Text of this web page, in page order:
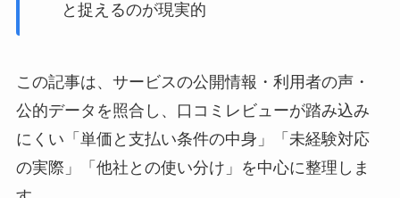
と捉えるのが現実的
この記事は、サービスの公開情報・利用者の声・
公的データを照合し、口コミレビューが踏み込み
にくい「単価と支払い条件の中身」「未経験対応
の実際」「他社との使い分け」を中心に整理しま